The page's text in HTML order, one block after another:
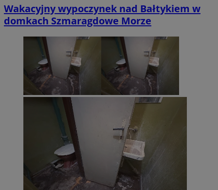
Wakacyjny wypoczynek nad Bałtykiem w
domkach Szmaragdowe Morze